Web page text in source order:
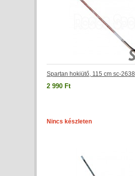
Spartan hokiütő, 115 cm sc-2638
2 990 Ft
Nincs készleten